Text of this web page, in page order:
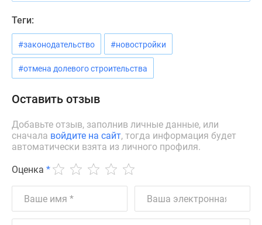
Банки
программы
Медиа
Новости
недвижимости
эксперта
рынка
Покупателю
новостроек
Эксперты
авторы
Теги:
#законодательство #новостройки
#отмена долевого строительства
Оставить отзыв
Добавьте отзыв, заполнив личные данные, или
сначала войдите на сайт, тогда информация будет
автоматически взята из личного профиля.
Оценка *